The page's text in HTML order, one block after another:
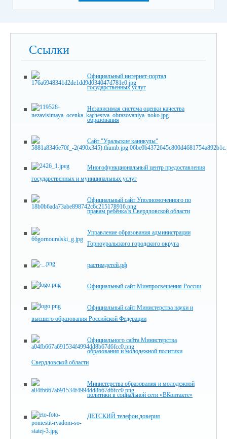
Ссылки
Официальный интернет-портал
государственных услуг
Независимая система оценки качества
образования
Сайт "Уральские каникулы"
Многофункциональный центр предоставления
государственных и муниципальных услуг
Официальный сайт Уполномоченного по
правам ребёнка в Свердловской области
Управление образования администрации
Горноуральского городского округа
растимдетей.рф
Официальный сайт Минпросвещения России
Официальный сайт Министерства науки и
высшего образования Российской Федерации
Официального сайта Министерства
образования и молодежной политики
Свердловской области
Министерства образования и молодежной
политики в социальной сети «ВКонтакте»
ДЕТСКИЙ телефон доверия